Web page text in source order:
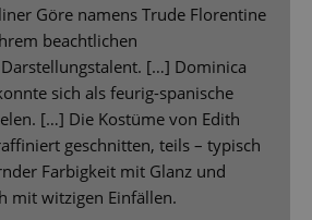
Göre namens Trude Florentine
beachtlichen
[…] Dominica
sich als feurig-spanische
[…] Die Kostüme von Edith
geschnitten, teils – typisch
Farbigkeit mit Glanz und
mit witzigen Einfällen.